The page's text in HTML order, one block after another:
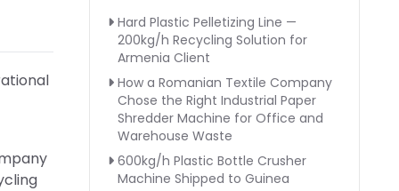
Hard Plastic Pelletizing Line —
200kg/h Recycling Solution for
Armenia Client
How a Romanian Textile Company
Chose the Right Industrial Paper
Shredder Machine for Office and
Warehouse Waste
600kg/h Plastic Bottle Crusher
Machine Shipped to Guinea